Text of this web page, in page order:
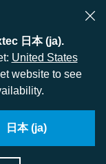
日本 (ja).
United States
website to see
日本 (ja)